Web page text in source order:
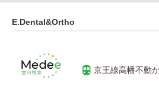
E.Dental&Ortho